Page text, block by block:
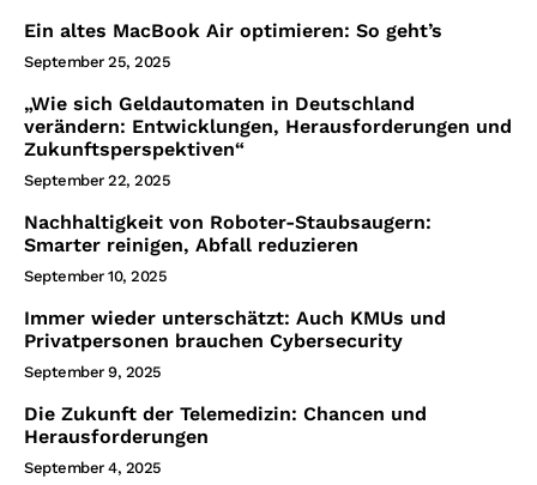
Ein altes MacBook Air optimieren: So geht’s
September 25, 2025
„Wie sich Geldautomaten in Deutschland
verändern: Entwicklungen, Herausforderungen und
Zukunftsperspektiven“
September 22, 2025
Nachhaltigkeit von Roboter-Staubsaugern:
Smarter reinigen, Abfall reduzieren
September 10, 2025
Immer wieder unterschätzt: Auch KMUs und
Privatpersonen brauchen Cybersecurity
September 9, 2025
Die Zukunft der Telemedizin: Chancen und
Herausforderungen
September 4, 2025